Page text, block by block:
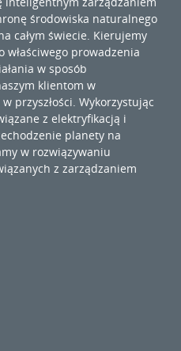
środowiska naturalnego
całym świecie. Kierujemy
właściwego prowadzenia
w sposób
klientom w
przyszłości. Wykorzystując
z elektryfikacją i
planety na
w rozwiązywaniu
z zarządzaniem